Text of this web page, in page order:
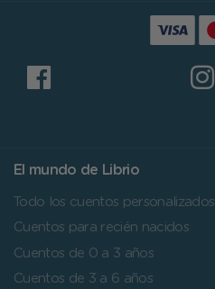
El mundo de Librio
Todo los cuentos personalizados
Cuentos para recién nacidos
Cuentos de 0 a 3 años
Cuentos de 3 a 6 años